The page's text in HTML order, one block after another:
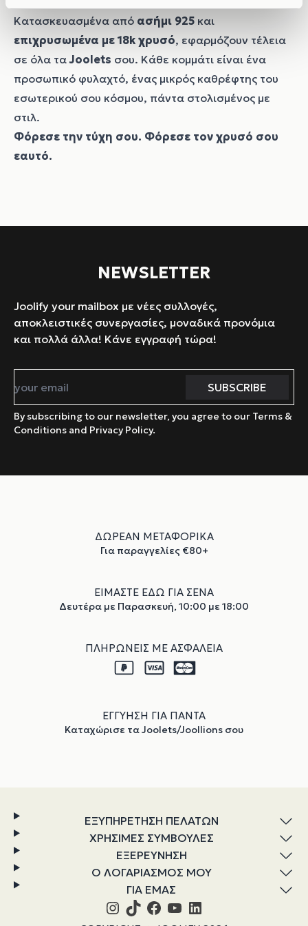
Κατασκευασμένα από ασήμι 925 και
επιχρυσωμένα με 18k χρυσό, εφαρμόζουν τέλεια
σε όλα ταJoolets σου. Κάθε κομμάτι είναι ένα
προσωπικό φυλαχτό, ένας μικρός καθρέφτης του
εσωτερικού σου κόσμου, πάντα στολισμένος με
στιλ.
Φόρεσε την τύχη σου. Φόρεσε τον χρυσό σου
εαυτό.
NEWSLETTER
Joolify your mailbox με νέες συλλογές,
αποκλειστικές συνεργασίες, μοναδικά προνόμια
και πολλά άλλα! Κάνε εγγραφή τώρα!
By subscribing to our newsletter, you agree to our Terms &
Conditions and Privacy Policy.
ΔΩΡΕΑΝ ΜΕΤΑΦΟΡΙΚΑ
Για παραγγελίες €80+
ΕΙΜΑΣΤΕ ΕΔΩ ΓΙΑ ΣΕΝΑ
Δευτέρα με Παρασκευή, 10:00 με 18:00
ΠΛΗΡΩΝΕΙΣ ΜΕ ΑΣΦΑΛΕΙΑ
ΕΓΓΥΗΣΗ ΓΙΑ ΠΑΝΤΑ
Καταχώρισε τα Joolets/Joollions σου
ΕΞΥΠΗΡΕΤΗΣΗ ΠΕΛΑΤΩΝ
ΧΡΗΣΙΜΕΣ ΣΥΜΒΟΥΛΕΣ
ΕΞΕΡΕΥΝΗΣΗ
Ο ΛΟΓΑΡΙΑΣΜΟΣ ΜΟΥ
ΓΙΑ ΕΜΑΣ